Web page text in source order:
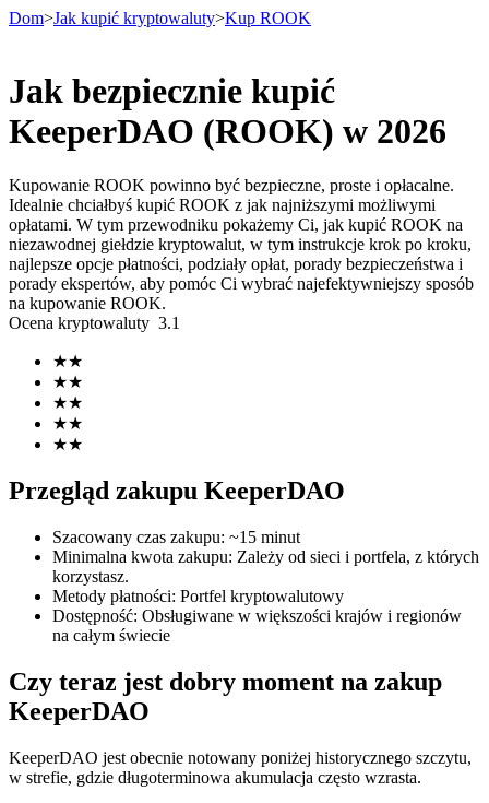
Kontrakty terminowe
Kontrakty terminowe na USDT
Kontrakty futures wykorzystujące USDT jako zabezpieczenie
Kontrakty terminowe COIN-M
Kontrakty terminowe na kryptowaluty
TradFi
towary
Dom>Jak kupić kryptowaluty>Kup ROOK
Jak bezpiecznie kupić
KeeperDAO (ROOK) w 2026
Kupowanie ROOK powinno być bezpieczne, proste i opłacalne.
Idealnie chciałbyś kupić ROOK z jak najniższymi możliwymi
opłatami. W tym przewodniku pokażemy Ci, jak kupić ROOK na
niezawodnej giełdzie kryptowalut, w tym instrukcje krok po kroku,
najlepsze opcje płatności, podziały opłat, porady bezpieczeństwa i
porady ekspertów, aby pomóc Ci wybrać najefektywniejszy sposób
na kupowanie ROOK.
Ocena kryptowaluty 3.1
★★
★★
★★
★★
★★
Przegląd zakupu KeeperDAO
Szacowany czas zakupu: ~15 minut
Minimalna kwota zakupu: Zależy od sieci i portfela, z których
korzystasz.
Metody płatności: Portfel kryptowalutowy
Dostępność: Obsługiwane w większości krajów i regionów
na całym świecie
Czy teraz jest dobry moment na zakup
KeeperDAO
KeeperDAO jest obecnie notowany poniżej historycznego szczytu,
w strefie, gdzie długoterminowa akumulacja często wzrasta.